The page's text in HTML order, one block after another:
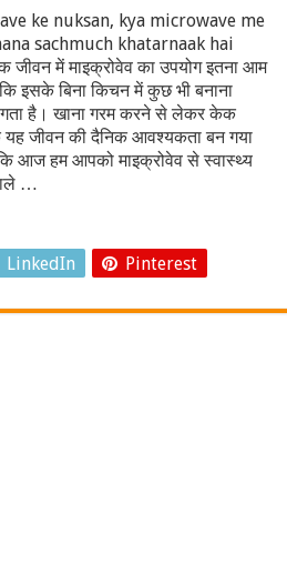
ke nuksan, kya microwave me
sachmuch khatarnaak hai
जीवन में माइक्रोवेव का उपयोग इतना आम
इसके बिना किचन में कुछ भी बनाना
है। खाना गरम करने से लेकर केक
जीवन की दैनिक आवश्यकता बन गया
आज हम आपको माइक्रोवेव से स्वास्थ्य
…
LinkedIn Pinterest